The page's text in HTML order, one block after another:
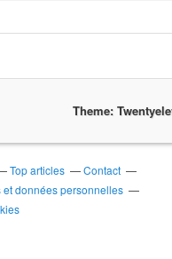
Theme:
Top articles
Contact
et données personnelles